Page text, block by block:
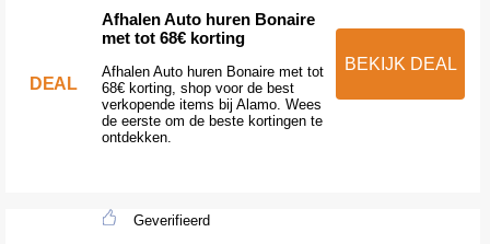
DEAL
Afhalen Auto huren Bonaire
met tot 68€ korting
Afhalen Auto huren Bonaire met tot
68€ korting, shop voor de best
verkopende items bij Alamo. Wees
de eerste om de beste kortingen te
ontdekken.
BEKIJK DEAL
Geverifieerd